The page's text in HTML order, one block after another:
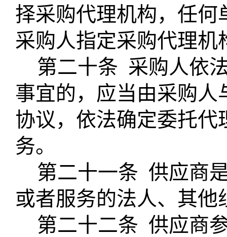
择采购代理机构，任
采购人指定采购代理机
第二十条 采购人依
事宜的，应当由采购
协议，依法确定委托
务。
第二十一条 供应商
或者服务的法人、其他
第二十二条 供应商